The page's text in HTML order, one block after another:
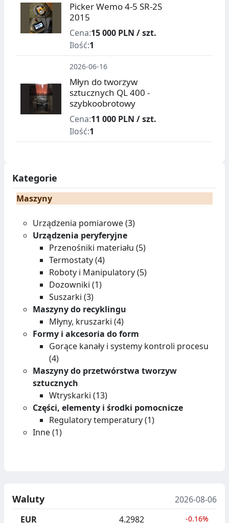
Picker Wemo 4-5 SR-2S
2015
Cena:15 000 PLN / szt.
Ilość:1
2026-06-16
Młyn do tworzyw
sztucznych QL 400 -
szybkoobrotowy
Cena:11 000 PLN / szt.
Ilość:1
Kategorie
Maszyny
Urządzenia pomiarowe (3)
Urządzenia peryferyjne
Przenośniki materiału (5)
Termostaty (4)
Roboty i Manipulatory (5)
Dozowniki (1)
Suszarki (3)
Maszyny do recyklingu
Młyny, kruszarki (4)
Formy i akcesoria do form
Gorące kanały i systemy kontroli procesu
(4)
Maszyny do przetwórstwa tworzyw
sztucznych
Wtryskarki (13)
Części, elementy i środki pomocnicze
Regulatory temperatury (1)
Inne (1)
Waluty
2026-08-06
EUR
4.2982 -0.16%